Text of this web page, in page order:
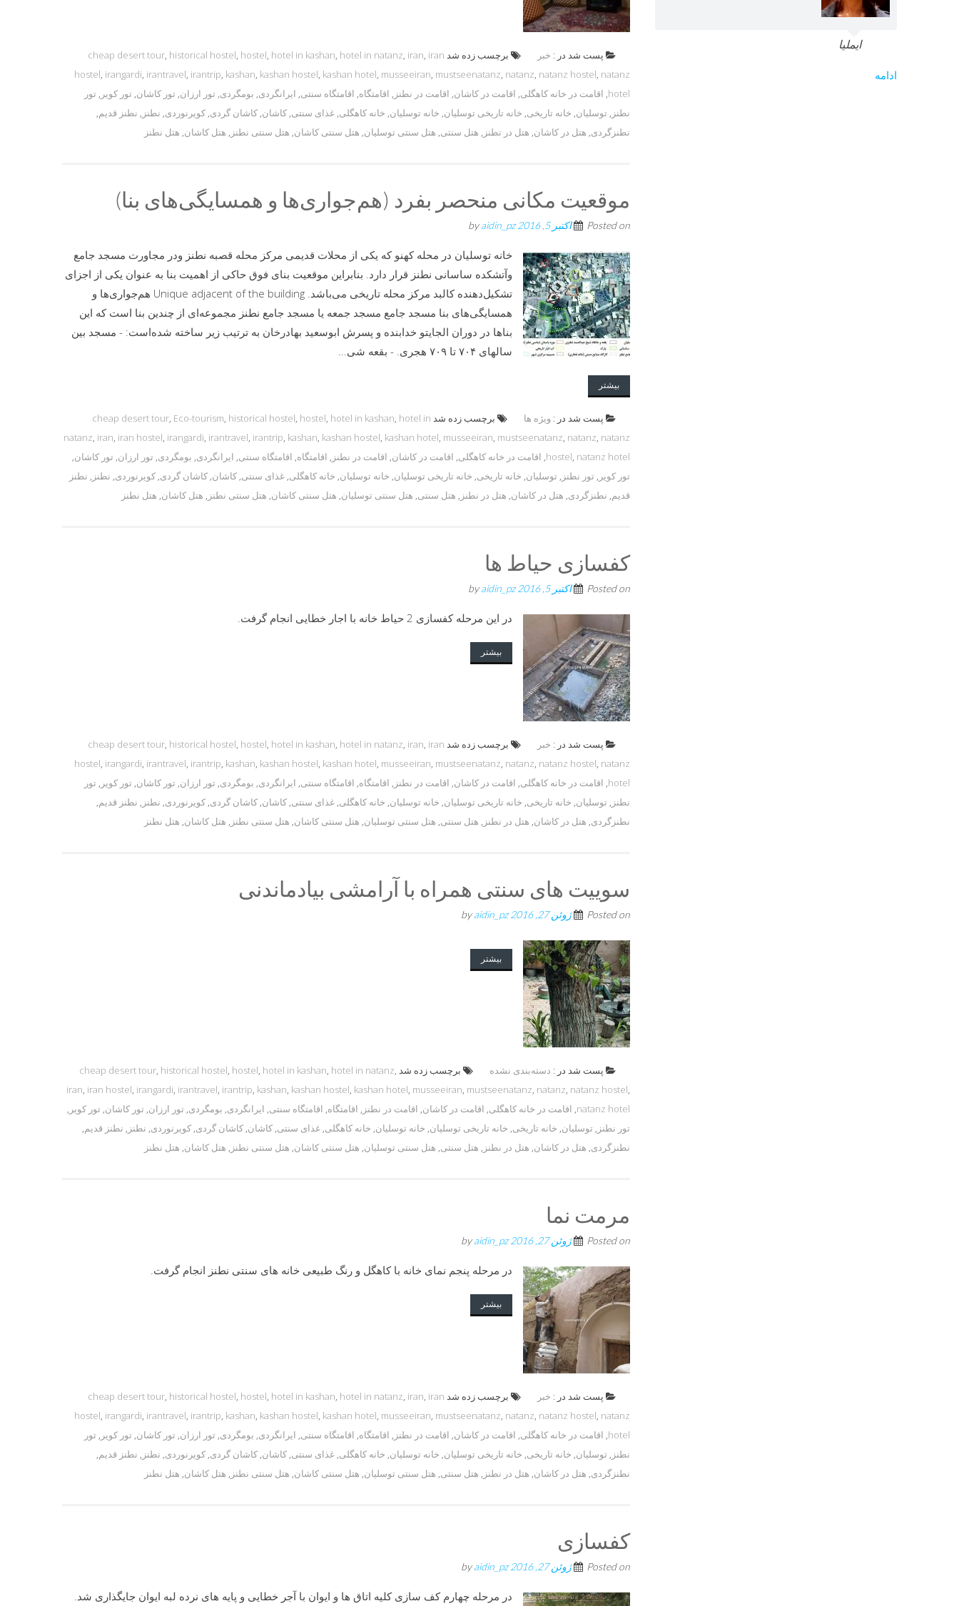
پست شد در : خبر برچسب زده شد cheap desert tour, historical hostel, hostel, hotel in kashan, hotel in natanz, iran, iran
hostel, irangardi, irantravel, irantrip, kashan, kashan hostel, kashan hotel, musseeiran, mustseenatanz, natanz, natanz hostel, natanz
hotel
, اقامت در خانه کاهگلی, اقامت در کاشان, اقامت در نطنز , اقامتگاه, اقامتگاه سنتی, ایرانگردی, بومگردی, تور ارزان, تور کاشان, تور کویر , تور
نطنز , توسلیان, خانه تاریخی, خانه تاریخی توسلیان, خانه توسلیان, خانه کاهگلی,غذای سنتی,کاشان,کاشان گردی,کویرنوردی, نطنز , نطنز قدیم,
نطنزگردی, هتل در کاشان, هتل در نطنز , هتل سنتی, هتل سنتی توسلیان, هتل سنتی کاشان, هتل سنتی نطنز , هتل کاشان, هتل نطنز
موقعیت مکانی منحصر بفرد (هم‌جواری‌ها و همسایگی‌های بنا)
Posted on اکتبر 5, 2016 by
aidin_pz
خانه توسلیان در محله کهنو که یکی از محلات قدیمی مرکز محله قصبه نطنز ودر مجاورت مسجد جامع
وآتشکده ساسانی نطنز قرار دارد. بنابراین موقعیت بنای فوق حاکی از اهمیت بنا به عنوان یکی از اجزای
تشکیل‌دهنده کالبد مرکز محله تاریخی می‌باشد. Unique adjacent of the building هم‌جواری‌ها و
همسایگی‌های بنا مسجد جامع مسجد جمعه یا مسجد جامع نطنز مجموعه‌ای از چندین بنا است که این
بناها در دوران الجایتو خدابنده و پسرش ابوسعید بهادرخان به ترتیب زیر ساخته شده‌است: - مسجد بین
سالهای ۷۰۴ تا ۷۰۹ هجری. - بقعه شی...
بیشتر
پست شد در :ویژه ها برچسب زده شد cheap desert tour, Eco-tourism, historical hostel, hostel, hotel in kashan, hotel in
natanz, iran, iran hostel, irangardi, irantravel, irantrip, kashan, kashan hostel, kashan hotel, musseeiran, mustseenatanz, natanz, natanz
hostel, natanz hotel
, اقامت در خانه کاهگلی, اقامت در کاشان, اقامت در نطنز , اقامتگاه, اقامتگاه سنتی, ایرانگردی, بومگردی, تور ارزان, تور کاشان,
تور کویر , تور نطنز , توسلیان, خانه تاریخی, خانه تاریخی توسلیان, خانه توسلیان, خانه کاهگلی,غذای سنتی,کاشان,کاشان گردی,کویرنوردی, نطنز , نطنز
قدیم, نطنزگردی, هتل در کاشان, هتل در نطنز , هتل سنتی, هتل سنتی توسلیان, هتل سنتی کاشان, هتل سنتی نطنز , هتل کاشان, هتل نطنز
کفسازی حیاط ها
Posted on اکتبر 5, 2016 by
aidin_pz
در این مرحله کفسازی 2 حیاط خانه با اجار خطایی انجام گرفت.
بیشتر
پست شد در : خبر برچسب زده شد cheap desert tour, historical hostel, hostel, hotel in kashan, hotel in natanz, iran, iran
hostel, irangardi, irantravel, irantrip, kashan, kashan hostel, kashan hotel, musseeiran, mustseenatanz, natanz, natanz hostel, natanz
hotel
, اقامت در خانه کاهگلی, اقامت در کاشان, اقامت در نطنز , اقامتگاه, اقامتگاه سنتی, ایرانگردی, بومگردی, تور ارزان, تور کاشان, تور کویر , تور
نطنز , توسلیان, خانه تاریخی, خانه تاریخی توسلیان, خانه توسلیان, خانه کاهگلی,غذای سنتی,کاشان,کاشان گردی,کویرنوردی, نطنز , نطنز قدیم,
نطنزگردی, هتل در کاشان, هتل در نطنز , هتل سنتی, هتل سنتی توسلیان, هتل سنتی کاشان, هتل سنتی نطنز , هتل کاشان, هتل نطنز
سوییت های سنتی همراه با آرامشی بیادماندنی
Posted on ژوئن 27, 2016 by
aidin_pz
بیشتر
پست شد در : دسته‌بندی نشده برچسب زده شد cheap desert tour, historical hostel, hostel, hotel in kashan, hotel in natanz,
iran, iran hostel, irangardi, irantravel, irantrip, kashan, kashan hostel, kashan hotel, musseeiran, mustseenatanz, natanz, natanz hostel,
natanz hotel
, اقامت در خانه کاهگلی, اقامت در کاشان, اقامت در نطنز , اقامتگاه, اقامتگاه سنتی, ایرانگردی, بومگردی, تور ارزان, تور کاشان, تور کویر ,
تور نطنز , توسلیان, خانه تاریخی, خانه تاریخی توسلیان, خانه توسلیان, خانه کاهگلی,غذای سنتی,کاشان,کاشان گردی,کویرنوردی, نطنز , نطنز قدیم,
نطنزگردی, هتل در کاشان, هتل در نطنز , هتل سنتی, هتل سنتی توسلیان, هتل سنتی کاشان, هتل سنتی نطنز , هتل کاشان, هتل نطنز
مرمت نما
Posted on ژوئن 27, 2016 by
aidin_pz
در مرحله پنجم نمای خانه با کاهگل و رنگ طبیعی خانه های سنتی نطنز انجام گرفت.
بیشتر
پست شد در : خبر برچسب زده شد cheap desert tour, historical hostel, hostel, hotel in kashan, hotel in natanz, iran, iran
hostel, irangardi, irantravel, irantrip, kashan, kashan hostel, kashan hotel, musseeiran, mustseenatanz, natanz, natanz hostel, natanz
hotel
, اقامت در خانه کاهگلی, اقامت در کاشان, اقامت در نطنز , اقامتگاه, اقامتگاه سنتی, ایرانگردی, بومگردی, تور ارزان, تور کاشان, تور کویر , تور
نطنز , توسلیان, خانه تاریخی, خانه تاریخی توسلیان, خانه توسلیان, خانه کاهگلی,غذای سنتی,کاشان,کاشان گردی,کویرنوردی, نطنز , نطنز قدیم,
نطنزگردی, هتل در کاشان, هتل در نطنز , هتل سنتی, هتل سنتی توسلیان, هتل سنتی کاشان, هتل سنتی نطنز , هتل کاشان, هتل نطنز
کفسازی
Posted on ژوئن 27, 2016 by
aidin_pz
در مرحله چهارم کف سازی کلیه اتاق ها و ایوان با آجر خطایی و پایه های نرده لبه ایوان جایگذاری شد.
ایملیا
ادامه